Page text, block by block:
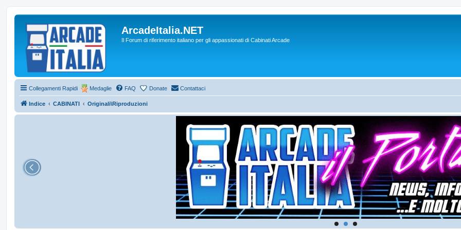
ArcadeItalia.NET
Il Forum di riferimento italiano per gli appassionati di Cabinati Arcade
Collegamenti Rapidi Medaglie FAQ Donate Contattaci
Indice CABINATI Originali\Riproduzioni